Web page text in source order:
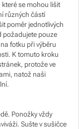
se mohou lišit
různých částí
poměr jednotlivých
požadujete pouze
fotku při výběru
K tomuto kroku
protože ve
natož naši
Ponožky vždy
Sušte v sušičce